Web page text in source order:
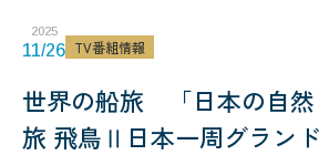
2025
11/26 TV番組情報
世界の船旅 「日本の自然
旅 飛鳥Ⅱ日本一周グラン